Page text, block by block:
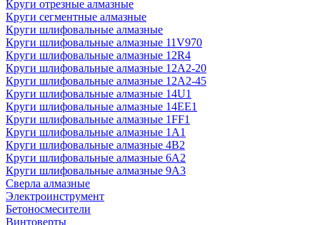
Круги отрезные алмазные
Круги сегментные алмазные
Круги шлифовальные алмазные
Круги шлифовальные алмазные 11V970
Круги шлифовальные алмазные 12R4
Круги шлифовальные алмазные 12А2-20
Круги шлифовальные алмазные 12А2-45
Круги шлифовальные алмазные 14U1
Круги шлифовальные алмазные 14ЕЕ1
Круги шлифовальные алмазные 1FF1
Круги шлифовальные алмазные 1А1
Круги шлифовальные алмазные 4В2
Круги шлифовальные алмазные 6A2
Круги шлифовальные алмазные 9А3
Сверла алмазные
Электроинструмент
Бетоносмесители
Винтоверты